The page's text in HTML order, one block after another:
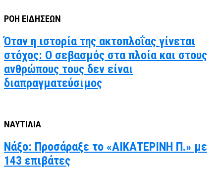
ΡΟΗ ΕΙΔΗΣΕΩΝ
Όταν η ιστορία της ακτοπλοΐας γίνεται
στόχος: Ο σεβασμός στα πλοία και στους
ανθρώπους τους δεν είναι
διαπραγματεύσιμος
ΝΑΥΤΙΛΙΑ
Νάξο: Προσάραξε το «ΑΙΚΑΤΕΡΙΝΗ Π.» με
143 επιβάτες